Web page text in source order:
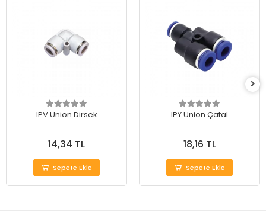
IPV Union Dirsek
14,34 TL
Sepete Ekle
IPY Union Çatal
18,16 TL
Sepete Ekle